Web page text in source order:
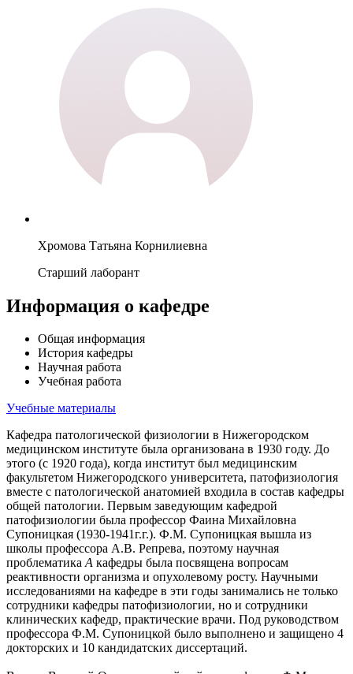
Хромова Татьяна Корнилиевна
Старший лаборант
Информация о кафедре
Общая информация
История кафедры
Научная работа
Учебная работа
Учебные материалы
Кафедра патологической физиологии в Нижегородском
медицинском институте была организована в 1930 году. До
этого (с 1920 года), когда институт был медицинским
факультетом Нижегородского университета, патофизиология
вместе с патологической анатомией входила в состав кафедры
общей патологии. Первым заведующим кафедрой
патофизиологии была профессор Фаина Михайловна
Супоницкая (1930-1941г.г.). Ф.М. Супоницкая вышла из
школы профессора А.В. Репрева, поэтому научная
проблематикаА кафедры была посвящена вопросам
реактивности организма и опухолевому росту. Научными
исследованиями на кафедре в эти годы занимались не только
сотрудники кафедры патофизиологии, но и сотрудники
клинических кафедр, практические врачи. Под руководством
профессора Ф.М. Супоницкой было выполнено и защищено 4
докторских и 10 кандидатских диссертаций.